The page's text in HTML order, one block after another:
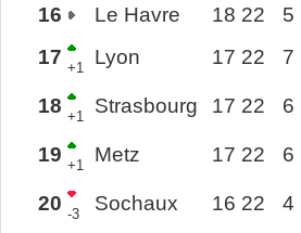
16
Le Havre 18 22 5
17 +1 Lyon 17 22 7
18 +1 Strasbourg 17 22 6
19 +1 Metz 17 22 6
20 -3 Sochaux 16 22 4